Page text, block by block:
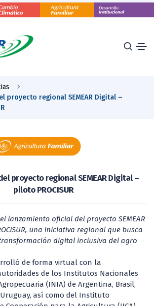
proyecto regional SEMEAR Digital –
proyecto regional SEMEAR Digital –
piloto PROCISUR
el lanzamiento oficial del proyecto SEMEAR
una iniciativa regional que busca
digital inclusiva del agro
de forma virtual con la
de los Institutos Nacionales
(INIA) de Argentina, Brasil,
Uruguay, así como del Instituto